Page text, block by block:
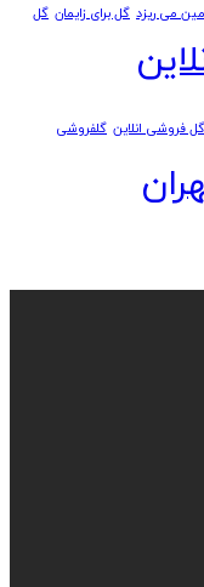
می ریزد گل برای زایمان گل
گل فروشی انلاین گلفروشی